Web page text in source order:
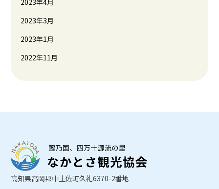
2023年4月
2023年3月
2023年1月
2022年11月
高知県高岡郡中土佐町久礼6370-2番地